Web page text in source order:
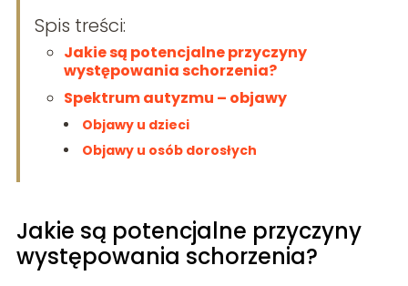
Spis treści:
Jakie są potencjalne przyczyny
występowania schorzenia?
Spektrum autyzmu – objawy
Objawy u dzieci
Objawy u osób dorosłych
Jakie są potencjalne przyczyny
występowania schorzenia?